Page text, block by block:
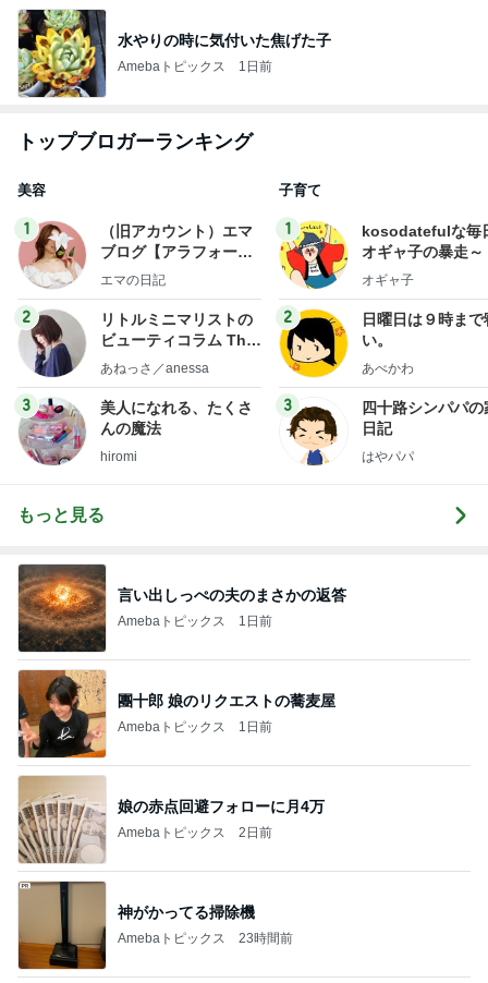
水やりの時に気付いた焦げた子
Amebaトピックス 1日前
トップブロガーランキング
美容
1
（旧アカウント）エマ
ブログ【アラフォー会
社売却セカンドライ
エマの日記
2
リトルミニマリストの
ビューティコラム The
little minimalist's bea
あねっさ／anessa
3
美人になれる、たくさ
んの魔法
hiromi
子育て
1
kosodatefulな毎
オギャ子の暴走～
オギャ子
2
日曜日は９時まで
い。
あべかわ
3
四十路シンパパの
日記
はやパパ
もっと見る
言い出しっぺの夫のまさかの返答
Amebaトピックス 1日前
團十郎 娘のリクエストの蕎麦屋
Amebaトピックス 1日前
娘の赤点回避フォローに月4万
Amebaトピックス 2日前
神がかってる掃除機
Amebaトピックス 23時間前